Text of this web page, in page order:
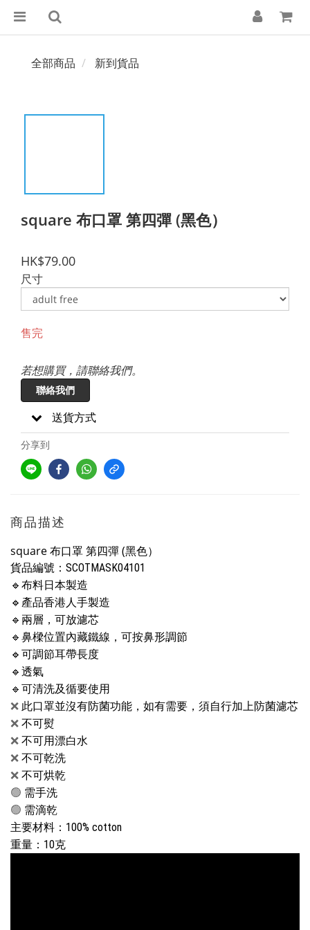
全部商品 新到貨品
square 布口罩 第四彈 (黑色）
HK$79.00
尺寸
售完
若想購買，請聯絡我們。
聯絡我們
送貨方式
分享到
商品描述
square 布口罩 第四彈 (黑色）
貨品編號：SCOTMASK04101
🔹 布料日本製造
🔹 產品香港人手製造
🔹 兩層，可放濾芯
🔹鼻樑位置內藏鐵線，可按鼻形調節
🔹 可調節耳帶長度
🔹 透氣
🔹 可清洗及循要使用
❌ 此口罩並沒有防菌功能，如有需要，須自行加上防菌濾芯
❌ 不可熨
❌ 不可用漂白水
❌ 不可乾洗
❌ 不可烘乾
🟢 需手洗
🟢 需滴乾
主要材料：100% cotton
重量：10克